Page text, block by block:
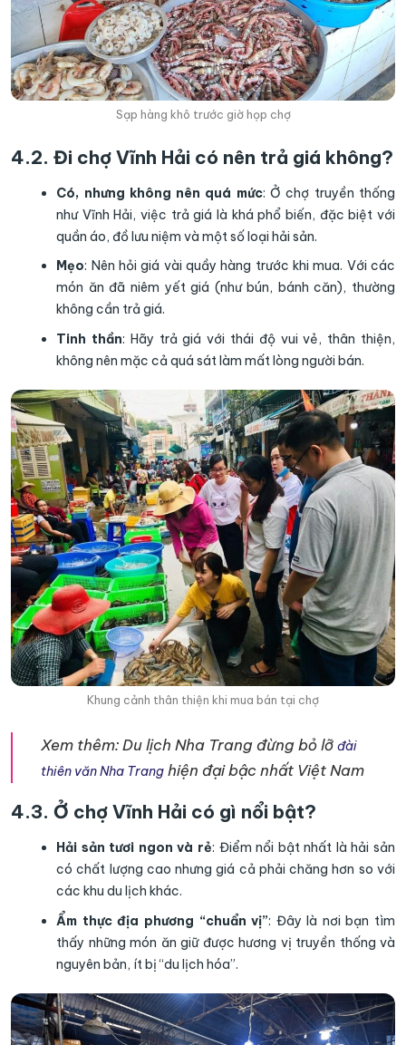
Sạp hàng khô trước giờ họp chợ
4.2. Đi chợ Vĩnh Hải có nên trả giá không?
Có, nhưng không nên quá mức: Ở chợ truyền thống
như Vĩnh Hải, việc trả giá là khá phổ biến, đặc biệt với
quần áo, đồ lưu niệm và một số loại hải sản.
Mẹo: Nên hỏi giá vài quầy hàng trước khi mua. Với các
món ăn đã niêm yết giá (như bún, bánh căn), thường
không cần trả giá.
Tinh thần: Hãy trả giá với thái độ vui vẻ, thân thiện,
không nên mặc cả quá sát làm mất lòng người bán.
Khung cảnh thân thiện khi mua bán tại chợ
Xem thêm:Du lịch Nha Trang đừng bỏ lỡđài
thiên văn Nha Trang hiện đại bậc nhất Việt Nam
4.3. Ở chợ Vĩnh Hải có gì nổi bật?
Hải sản tươi ngon và rẻ: Điểm nổi bật nhất là hải sản
có chất lượng cao nhưng giá cả phải chăng hơn so với
các khu du lịch khác.
Ẩm thực địa phương “chuẩn vị”: Đây là nơi bạn tìm
thấy những món ăn giữ được hương vị truyền thống và
nguyên bản, ít bị “du lịch hóa”.